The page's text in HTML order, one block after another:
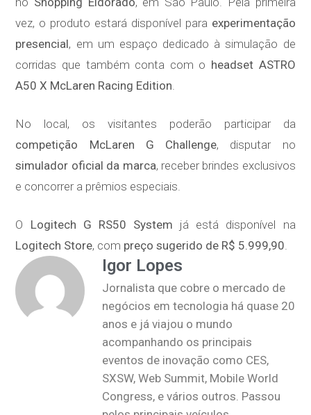
vez, o produto estará disponível para experimentação
presencial, em um espaço dedicado à simulação de
corridas que também conta com o headset ASTRO
A50 X McLaren Racing Edition
No local, os visitantes poderão participar da
competição McLaren G Challenge, disputar no
simulador oficial da marca, receber brindes exclusivos
e concorrer a prêmios especiais.
O Logitech G RS50 System já está disponível na
Logitech Store, com preço sugerido de R$ 5.999,90
Igor Lopes
Jornalista que cobre o mercado de
negócios em tecnologia há quase 20
anos e já viajou o mundo
acompanhando os principais
eventos de inovação como CES,
SXSW, Web Summit, Mobile World
Congress, e vários outros. Passou